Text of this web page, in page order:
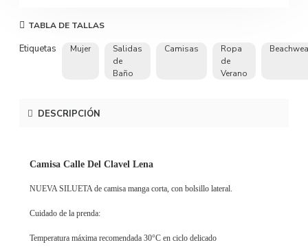
TABLA DE TALLAS
Etiquetas Mujer
Salidas
de
Baño
Camisas
Ropa
de
Verano
DESCRIPCIÓN
Camisa Calle Del Clavel Lena
NUEVA SILUETA de camisa manga corta, con bolsillo lateral.
Cuidado de la prenda:
Temperatura máxima recomendada 30°C en ciclo delicado